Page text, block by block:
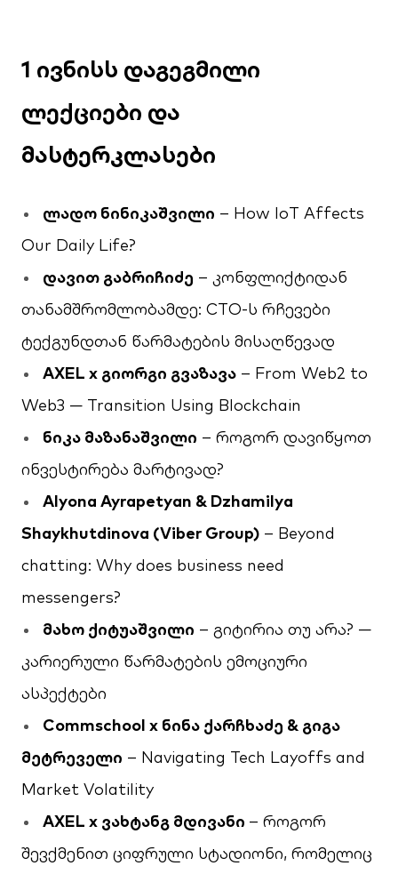
1 ივნისს დაგეგმილი
ლექციები და
მასტერკლასები
ლადო ნინიკაშვილი – How IoT Affects
Our Daily Life?
დავით გაბრიჩიძე – კონფლიქტიდან
თანამშრომლობამდე: CTO-ს რჩევები
ტექგუნდთან წარმატების მისაღწევად
AXEL x გიორგი გვაზავა – From Web2 to
Web3 — Transition Using Blockchain
ნიკა მაზანაშვილი – როგორ დავიწყოთ
ინვესტირება მარტივად?
Alyona Ayrapetyan & Dzhamilya
Shaykhutdinova (Viber Group) – Beyond
chatting: Why does business need
messengers?
მახო ქიტუაშვილი – გიტირია თუ არა? —
კარიერული წარმატების ემოციური
ასპექტები
Commschool x ნინა ქარჩხაძე & გიგა
მეტრეველი – Navigating Tech Layoffs and
Market Volatility
AXEL x ვახტანგ მდივანი – როგორ
შევქმენით ციფრული სტადიონი, რომელიც